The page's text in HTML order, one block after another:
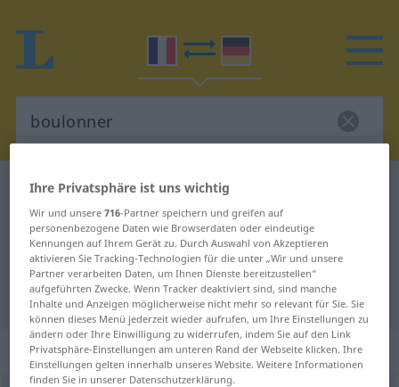
Französisch-Deutsch Wörterbuch
Französisch-Deutsch Übersetzung
für "boulonner"
"boulonner" Deutsch Übersetzung
„boulonner“: verbe transitif
Ihre Privatsphäre ist uns wichtig
Wir und unsere716-Partner speichern und greifen auf
personenbezogene Daten wie Browserdaten oder eindeutige
Kennungen auf Ihrem Gerät zu. Durch Auswahl von Akzeptieren
aktivieren Sie Tracking-Technologien für die unter „Wir und unsere
Partner verarbeiten Daten, um Ihnen Dienste bereitzustellen“
aufgeführten Zwecke. Wenn Tracker deaktiviert sind, sind manche
Inhalte und Anzeigen möglicherweise nicht mehr so relevant für Sie. Sie
können dieses Menü jederzeit wieder aufrufen, um Ihre Einstellungen zu
ändern oder Ihre Einwilligung zu widerrufen, indem Sie auf den Link
Privatsphäre-Einstellungen am unteren Rand der Webseite klicken. Ihre
Einstellungen gelten innerhalb unseres Website. Weitere Informationen
finden Sie in unserer Datenschutzerklärung.